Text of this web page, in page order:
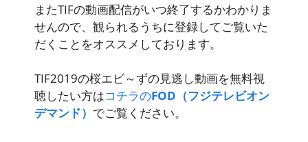
またTIFの動画配信がいつ終了するかわかりま
せんので、観られるうちに登録してご覧いた
だくことをオススメしております。
TIF2019の桜エビ～ずの見逃し動画を無料視
聴したい方はコチラのFOD（フジテレビオン
デマンド） でご覧ください。